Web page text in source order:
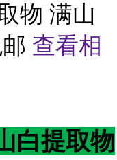
物 满山
查看相
白提取物